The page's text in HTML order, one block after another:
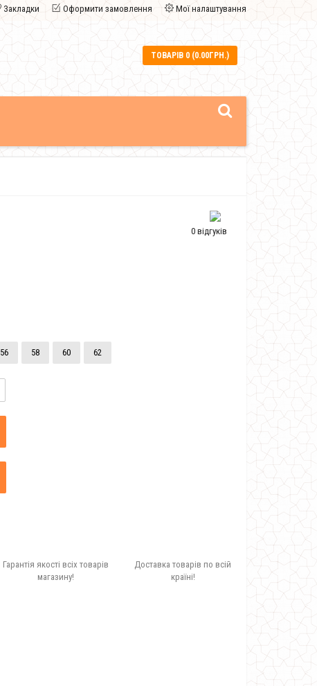
Закладки Оформити замовлення Мої налаштування
ТОВАРІВ 0 (0.00ГРН.)
0 відгуків
56 58 60 62
Гарантія якості всіх товарів
магазину!
Доставка товарів по всій
країні!